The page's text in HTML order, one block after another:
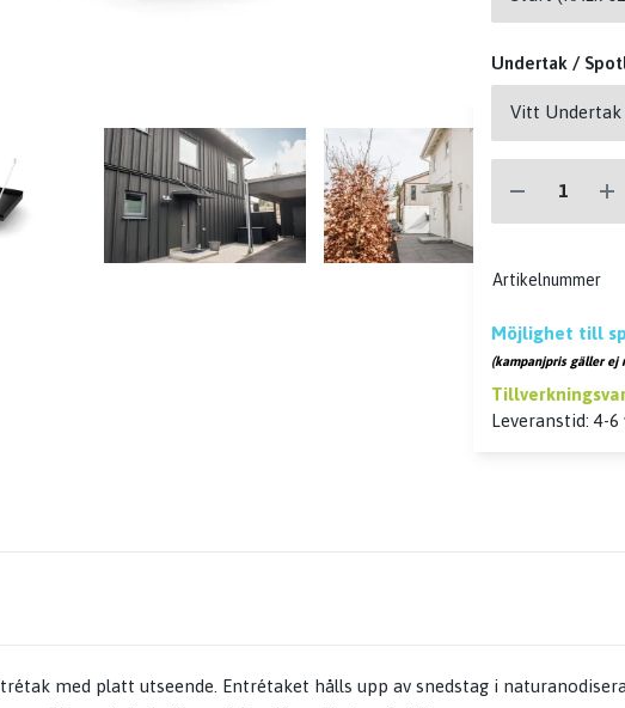
Undertak /
Artikelnummer
Möjlighet till
(kampanjpris gäller ej
Leveranstid: 4-6
med platt utseende. Entrétaket hålls upp av snedstag i